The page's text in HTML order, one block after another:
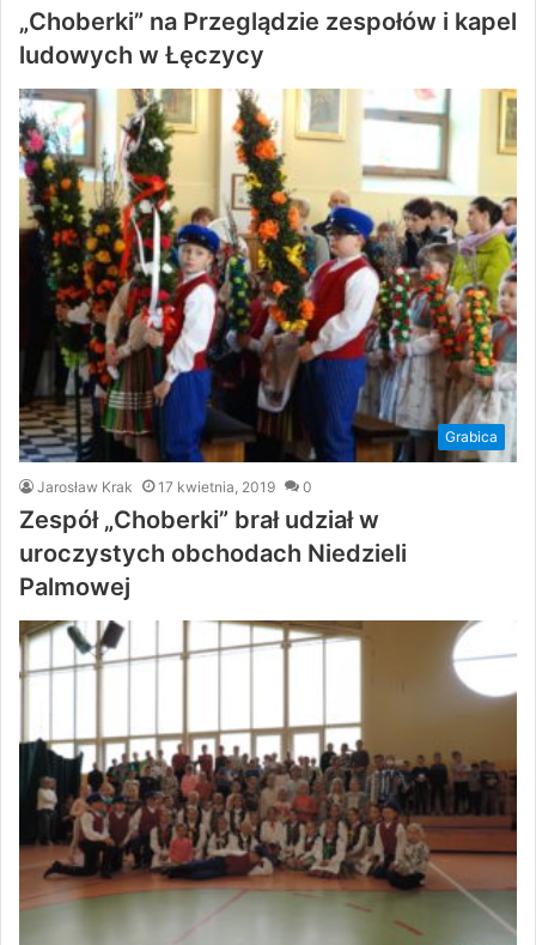
„Choberki” na Przeglądzie zespołów i kapel
ludowych w Łęczycy
Grabica
Jarosław Krak 17 kwietnia, 2019 0
Zespół „Choberki” brał udział w
uroczystych obchodach Niedzieli
Palmowej